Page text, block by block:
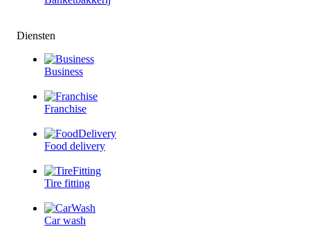
Diensten
Business
Franchise
Food delivery
Tire fitting
Car wash